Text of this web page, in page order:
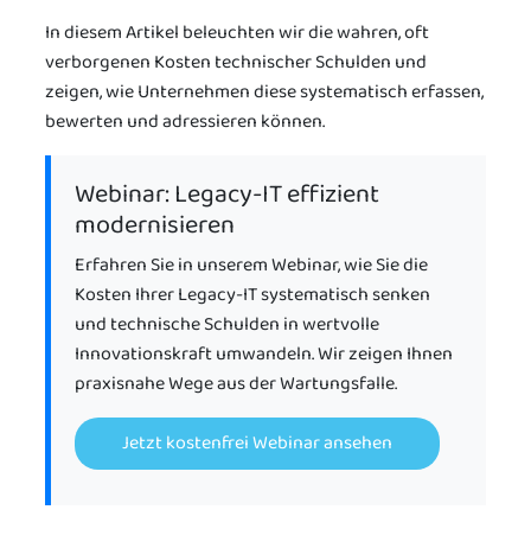
In diesem Artikel beleuchten wir die wahren, oft
verborgenen Kosten technischer Schulden und
zeigen, wie Unternehmen diese systematisch erfassen,
bewerten und adressieren können.
Webinar: Legacy-IT effizient
modernisieren
Erfahren Sie in unserem Webinar, wie Sie die
Kosten Ihrer Legacy-IT systematisch senken
und technische Schulden in wertvolle
Innovationskraft umwandeln. Wir zeigen Ihnen
praxisnahe Wege aus der Wartungsfalle.
Jetzt kostenfrei Webinar ansehen